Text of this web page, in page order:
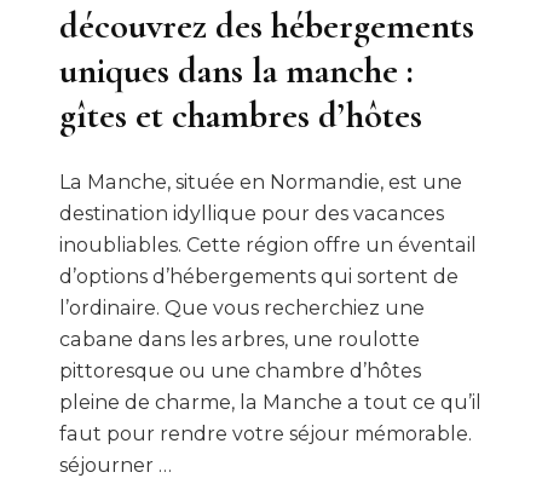
découvrez des hébergements
uniques dans la manche :
gîtes et chambres d’hôtes
La Manche, située en Normandie, est une
destination idyllique pour des vacances
inoubliables. Cette région offre un éventail
d’options d’hébergements qui sortent de
l’ordinaire. Que vous recherchiez une
cabane dans les arbres, une roulotte
pittoresque ou une chambre d’hôtes
pleine de charme, la Manche a tout ce qu’il
faut pour rendre votre séjour mémorable.
séjourner …